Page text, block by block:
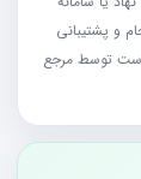
و پشتیبانی
توسط مرجع